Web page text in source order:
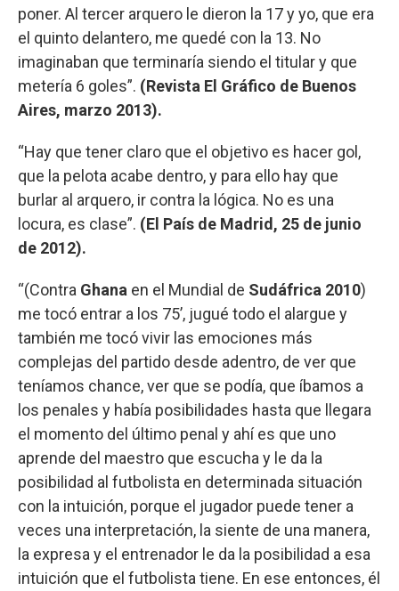
poner. Al tercer arquero le dieron la 17 y yo, que era
el quinto delantero, me quedé con la 13. No
imaginaban que terminaría siendo el titular y que
metería 6 goles”. (Revista El Gráfico de Buenos
Aires, marzo 2013).
“Hay que tener claro que el objetivo es hacer gol,
que la pelota acabe dentro, y para ello hay que
burlar al arquero, ir contra la lógica. No es una
locura, es clase”. (El País de Madrid, 25 de junio
de 2012).
“(Contra Ghana en el Mundial de Sudáfrica 2010)
me tocó entrar a los 75’, jugué todo el alargue y
también me tocó vivir las emociones más
complejas del partido desde adentro, de ver que
teníamos chance, ver que se podía, que íbamos a
los penales y había posibilidades hasta que llegara
el momento del último penal y ahí es que uno
aprende del maestro que escucha y le da la
posibilidad al futbolista en determinada situación
con la intuición, porque el jugador puede tener a
veces una interpretación, la siente de una manera,
la expresa y el entrenador le da la posibilidad a esa
intuición que el futbolista tiene. En ese entonces, él